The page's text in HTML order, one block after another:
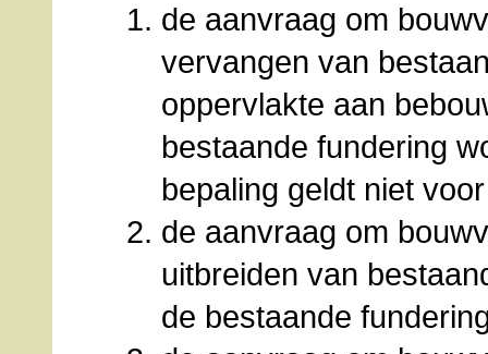
de aanvraag om
vervangen van
oppervlakte aan
bestaande fundering
bepaling geldt niet
de aanvraag om
uitbreiden van
de bestaande